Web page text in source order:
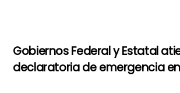
Gobiernos Federal y Estatal
declaratoria de emergencia